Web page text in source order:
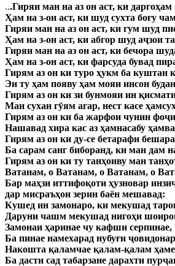
...Гиряи ман на аз он аст, ки даргоҳам
Ҳам на з-он аст, ки шуд су‌хта боғу
Гиряи ман на аз он аст, ки гум шуд
Ҳам на з-он аст, ки абгор шуд аҷзои
Гиряи ман на аз он аст, ки бечора
Ҳам на з-он аст, ки фарсуда бувад
Гирям аз он ки туро ҳукм ба куштан
Эи‌ ту ҳам появу ҳам мояи инсон
Гирям аз он ки зи бунмояи ин
Ман сухан гӯям агар, нест касе
Гирям аз он ки ба жарфои чунин
Нашавад хира кас аз ҳамнасабу
Гирям аз он ки ду-се бетарафи
Ба сарам санг биборанд, ки ман дам
Гирям аз он ки ту танҳоиву ман
Ватанам, о Ватанам, о Ватанам, о
Бар маҳзи иттифоқоти ҳузновар
дар мисраъҳои зерин баён мешавад:
Кушед ин замонаро, ки мекушад
Даруни чашм мекушад нигоҳи
Замонаи ҳаринае чу кафши серпинае,
Ба пинае намехарад нубуғи
Накошта қаламчае қалам-қалам
Ба дасти сад табарзане дарахти